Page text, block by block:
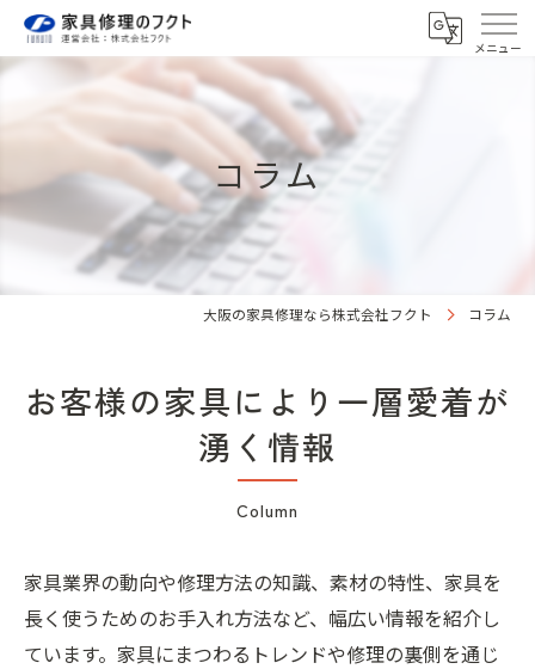
コラム
大阪の家具修理なら株式会社フクト コラム
お客様の家具により一層愛着が
湧く情報
Column
家具業界の動向や修理方法の知識、素材の特性、家具を
長く使うためのお手入れ方法など、幅広い情報を紹介し
ています。家具にまつわるトレンドや修理の裏側を通じ